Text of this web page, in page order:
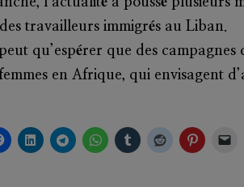
travailleurs immigrés au Liban.
qu’espérer que des
en Afrique, qui envisagent